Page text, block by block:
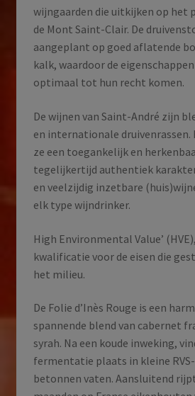
wijngaarden die uitkijken op het
de Mont Saint-Clair. De
aangeplant op goed aflatende
kalk, waardoor de
optimaal tot hun recht komen.
De wijnen van Saint-André zijn
en internationale druivenrassen.
ze een toegankelijk en
tegelijkertijd authentiek
en veelzijdig inzetbare
elk type wijndrinker.
High Environmental Value’
kwalificatie voor de eisen die
het milieu.
De Folie d’Inès Rouge is een
spannende blend van cabernet
syrah. Na een koude inweking,
fermentatie plaats in kleine
betonnen vaten. Aansluitend